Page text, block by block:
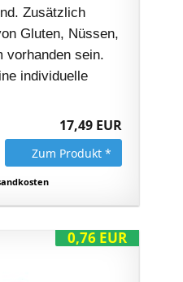
Zusätzlich
Gluten, Nüssen,
vorhanden sein.
individuelle
17,49 EUR
Zum Produkt *
0,76 EUR